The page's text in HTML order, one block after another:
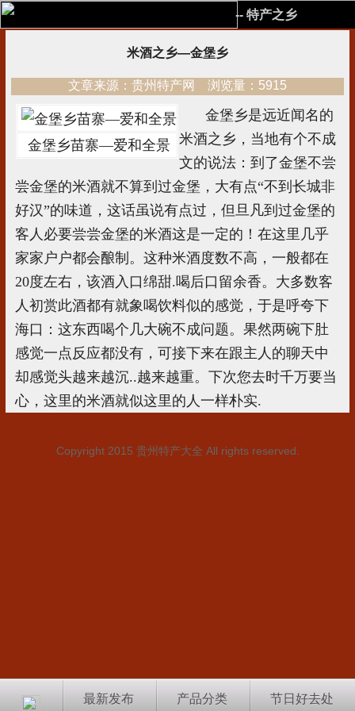
-- 特产之乡
米酒之乡—金堡乡
文章来源：贵州特产网 浏览量：5915
金堡乡苗寨—爱和全景
金堡乡是远近闻名的
米酒之乡，当地有个不成
文的说法：到了金堡不尝
尝金堡的米酒就不算到过金堡，大有点“不到长城非
好汉”的味道，这话虽说有点过，但旦凡到过金堡的
客人必要尝尝金堡的米酒这是一定的！在这里几乎
家家户户都会酿制。这种米酒度数不高，一般都在
20度左右，该酒入口绵甜.喝后口留余香。大多数客
人初赏此酒都有就象喝饮料似的感觉，于是呼夸下
海口：这东西喝个几大碗不成问题。果然两碗下肚
感觉一点反应都没有，可接下来在跟主人的聊天中
却感觉头越来越沉..越来越重。下次您去时千万要当
心，这里的米酒就似这里的人一样朴实.
Copyright 2015 贵州特产大全 All rights reserved.
最新发布 产品分类 节日好去处